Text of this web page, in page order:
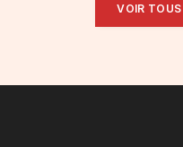
VOIR TOUS